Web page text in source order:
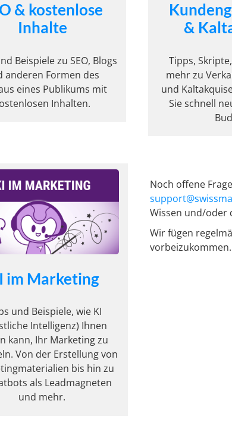
& kostenlose
Inhalte
Beispiele zu SEO, Blogs
anderen Formen des
eines Publikums mit
Inhalten.
&
Tipps,
mehr zu
und
Sie schnell
im Marketing
und Beispiele, wie KI
Intelligenz) Ihnen
kann, Ihr Marketing zu
Von der Erstellung von
bis hin zu
als Leadmagneten
und mehr.
Noch offene
Wissen und/oder
Wir fügen
vorbeizukommen.